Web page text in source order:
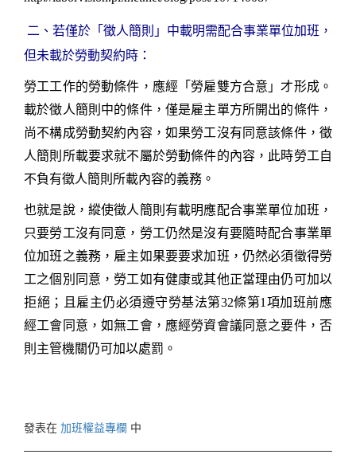
二、 若僅於「徵人簡則」中載明需配合事業單位加班，
但未載於勞動契約時：
勞工工作的勞動條件，應經「勞雇雙方合意」才形成。
載於徵人簡則中的條件，僅是雇主單方所開出的條件，
尚不構成勞動契約內容，如果勞工沒有同意該條件，徵
人簡則所載要求就不屬於勞動條件的內容，此時勞工自
不負有徵人簡則所載內容的義務。
也就是說，縱使徵人簡則有載明應配合事業單位加班，
只要勞工沒有同意，勞工仍然是沒有要隨時配合事業單
位加班之義務，雇主如果要要求加班，仍然必須徵得勞
工之個別同意，勞工如有健康或其他正當理由仍可加以
拒絕；且雇主仍必須遵守勞基法第32條第1 項加班前應
經工會同意，如無工會，應經勞資會議同意之要件，否
則主管機關仍可加以處罰。
發表在 加班權益專欄 中